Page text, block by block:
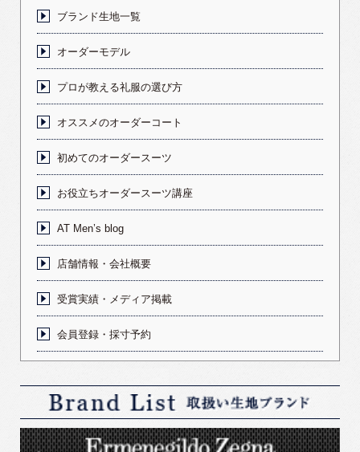
ブランド生地一覧
オーダーモデル
プロが教える礼服の選び方
オススメのオーダーコート
初めてのオーダースーツ
お役立ちオーダースーツ講座
AT Men’s blog
店舗情報・会社概要
受賞実績・メディア掲載
会員登録・採寸予約